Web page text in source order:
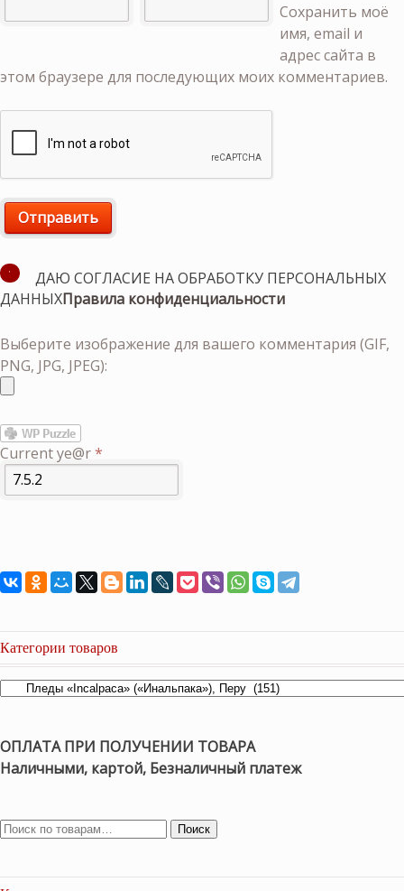
Сохранить моё
имя, email и
адрес сайта в
этом браузере для последующих моих комментариев.
ДАЮ СОГЛАСИЕ НА ОБРАБОТКУ ПЕРСОНАЛЬНЫХ
ДАННЫХПравила конфиденциальности
Выберите изображение для вашего комментария (GIF,
PNG, JPG, JPEG):
Current ye@r*
Категории товаров
ОПЛАТА ПРИ ПОЛУЧЕНИИ ТОВАРА
Наличными, картой, Безналичный платеж
Поиск